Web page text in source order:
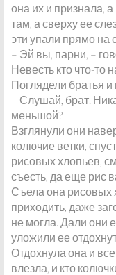
она их и признала,
там, а сверху ее
эти упали прямо на
– Эй вы, парни, –
Невесть кто что-то
Поглядели братья и
– Слушай, брат.
меньшой?
Взглянули они
колючие ветки,
рисовых хлопьев,
съесть, да еще рис
Съела она рисовых
приходить, даже
не могла. Дали они
уложили ее
Отдохнула она и
влезла, и кто